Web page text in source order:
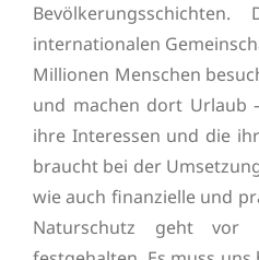
internationalen
Millionen Menschen
und machen dort Urlaub
ihre Interessen und die
braucht bei der
wie auch finanzielle und
Naturschutz geht